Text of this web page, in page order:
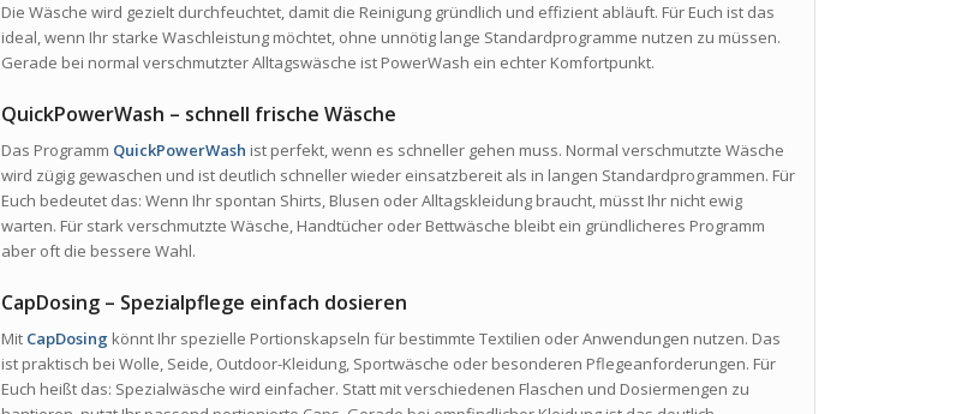
Die Wäsche wird gezielt durchfeuchtet, damit die Reinigung gründlich und effizient abläuft. Für Euch ist das
ideal, wenn Ihr starke Waschleistung möchtet, ohne unnötig lange Standardprogramme nutzen zu müssen.
Gerade bei normal verschmutzter Alltagswäsche ist PowerWash ein echter Komfortpunkt.
QuickPowerWash – schnell frische Wäsche
Das Programm QuickPowerWash ist perfekt, wenn es schneller gehen muss. Normal verschmutzte Wäsche
wird zügig gewaschen und ist deutlich schneller wieder einsatzbereit als in langen Standardprogrammen. Für
Euch bedeutet das: Wenn Ihr spontan Shirts, Blusen oder Alltagskleidung braucht, müsst Ihr nicht ewig
warten. Für stark verschmutzte Wäsche, Handtücher oder Bettwäsche bleibt ein gründlicheres Programm
aber oft die bessere Wahl.
CapDosing – Spezialpflege einfach dosieren
Mit CapDosing könnt Ihr spezielle Portionskapseln für bestimmte Textilien oder Anwendungen nutzen. Das
ist praktisch bei Wolle, Seide, Outdoor-Kleidung, Sportwäsche oder besonderen Pflegeanforderungen. Für
Euch heißt das: Spezialwäsche wird einfacher. Statt mit verschiedenen Flaschen und Dosiermengen zu